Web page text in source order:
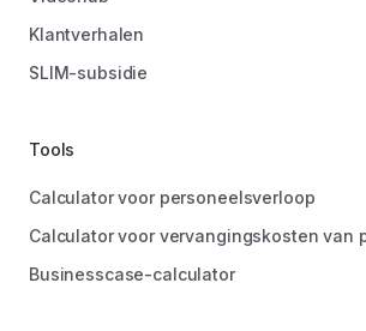
Klantverhalen
SLIM-subsidie
Tools
Calculator voor personeelsverloop
Calculator voor vervangingskosten van
Businesscase-calculator